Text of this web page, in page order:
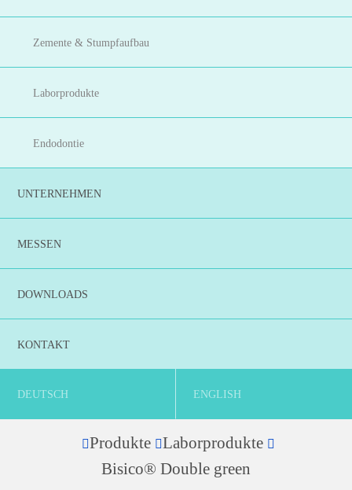
Zemente & Stumpfaufbau
Laborprodukte
Endodontie
UNTERNEHMEN
MESSEN
DOWNLOADS
KONTAKT
DEUTSCH ENGLISH
Home
Produkte
Laborprodukte
Bisico® Double green